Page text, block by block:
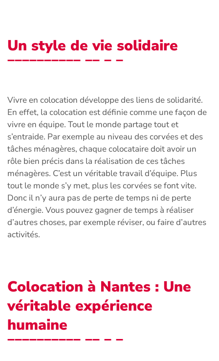
Un style de vie solidaire
Vivre en colocation développe des liens de solidarité.
En effet, la colocation est définie comme une façon de
vivre en équipe. Tout le monde partage tout et
s’entraide. Par exemple au niveau des corvées et des
tâches ménagères, chaque colocataire doit avoir un
rôle bien précis dans la réalisation de ces tâches
ménagères. C’est un véritable travail d’équipe. Plus
tout le monde s’y met, plus les corvées se font vite.
Donc il n’y aura pas de perte de temps ni de perte
d’énergie. Vous pouvez gagner de temps à réaliser
d’autres choses, par exemple réviser, ou faire d’autres
activités.
Colocation à Nantes : Une
véritable expérience
humaine